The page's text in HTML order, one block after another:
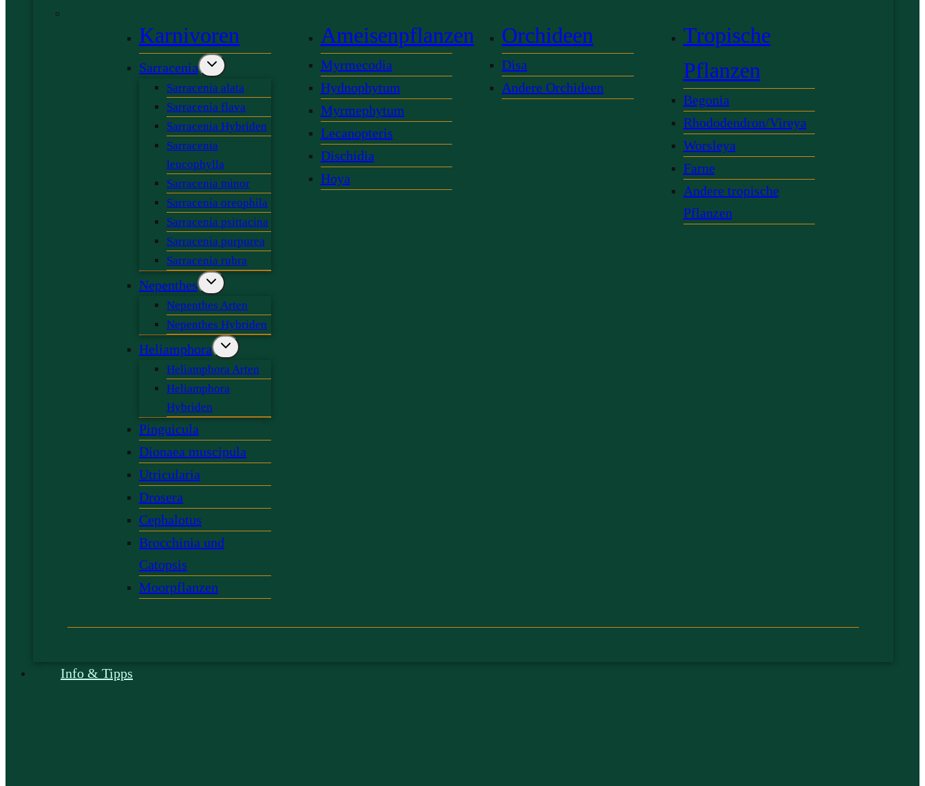
Karnivoren
Sarracenia
Sarracenia alata
Sarracenia flava
Sarracenia Hybriden
Sarracenia
leucophylla
Sarracenia minor
Sarracenia oreophila
Sarracenia psittacina
Sarracenia purpurea
Sarracenia rubra
Nepenthes
Nepenthes Arten
Nepenthes Hybriden
Heliamphora
Heliamphora Arten
Heliamphora
Hybriden
Pinguicula
Dionaea muscipula
Utricularia
Drosera
Cephalotus
Brocchinia und
Catopsis
Moorpflanzen
Ameisenpflanzen
Myrmecodia
Hydnophytum
Myrmephytum
Lecanopteris
Dischidia
Hoya
Orchideen
Disa
Andere Orchideen
Tropische
Pflanzen
Begonia
Rhododendron/Vireya
Worsleya
Farne
Andere tropische
Pflanzen
Info & Tipps